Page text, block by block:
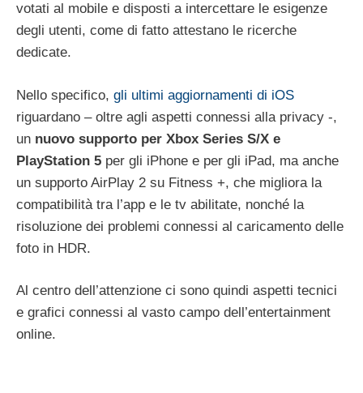
votati al mobile e disposti a intercettare le esigenze
degli utenti, come di fatto attestano le ricerche
dedicate.
Nello specifico, gli ultimi aggiornamenti di iOS
riguardano – oltre agli aspetti connessi alla privacy -,
un nuovo supporto per Xbox Series S/X e
PlayStation 5 per gli iPhone e per gli iPad, ma anche
un supporto AirPlay 2 su Fitness +, che migliora la
compatibilità tra l’app e le tv abilitate, nonché la
risoluzione dei problemi connessi al caricamento delle
foto in HDR.
Al centro dell’attenzione ci sono quindi aspetti tecnici
e grafici connessi al vasto campo dell’entertainment
online.